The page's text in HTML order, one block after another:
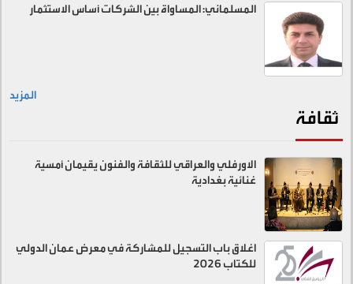
المسلماني: المساواة بين الشركات أساس الاستثمار
المزيد
ثقافة
الاورفلي والعراقي للثقافة والفنون يقيمان أمسية
غنائية بغدادية
اغلاق باب التسجيل للمشاركة في معرض عمان الدولي
للكتاب 2026